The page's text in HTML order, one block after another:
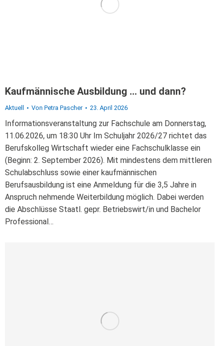
Kaufmännische Ausbildung … und dann?
Aktuell Von Petra Pascher 23. April 2026
Informationsveranstaltung zur Fachschule am Donnerstag,
11.06.2026, um 18:30 Uhr Im Schuljahr 2026/27 richtet das
Berufs­kolleg Wirtschaft wieder eine Fachschulklasse ein
(Beginn: 2. September 2026). Mit mindestens dem mittleren
Schulabschluss sowie einer kaufmännischen
Berufsausbildung ist eine Anmel­dung für die 3,5 Jahre in
Anspruch nehmende Weiterbildung möglich. Dabei werden
die Abschlüsse Staatl. gepr. Betriebswirt/in und Bachelor
Professional…